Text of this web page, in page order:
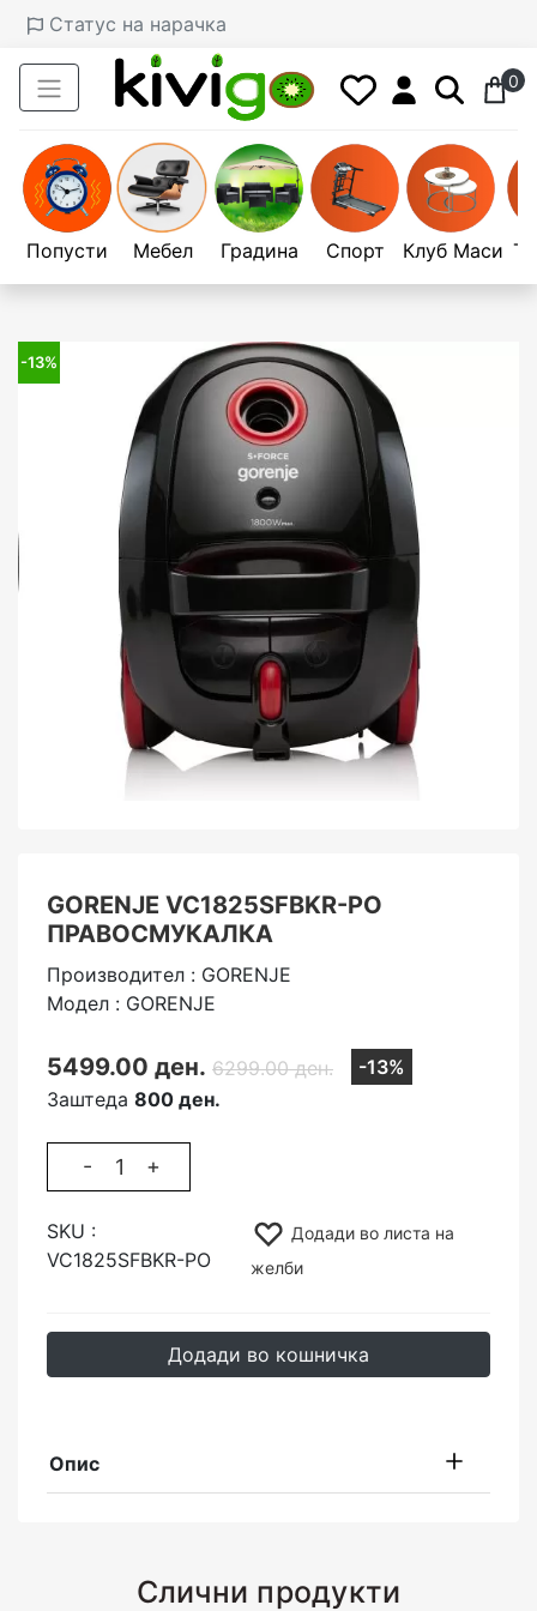
Статус на нарачка
0
Попусти Мебел Градина Спорт Клуб Маси
-13%
GORENJE VC1825SFBKR-PO
ПРАВОСМУКАЛКА
Производител : GORENJE
Модел : GORENJE
5499.00 ден. 6299.00 ден.
-13%
Заштеда 800 ден.
- +
SKU :
VC1825SFBKR-PO
Додади во листа на
желби
Додади во кошничка
Опис
Слични продукти